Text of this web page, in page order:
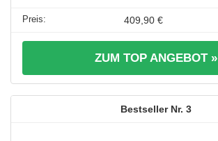
409,90 €
ZUM TOP ANGEBOT »
3